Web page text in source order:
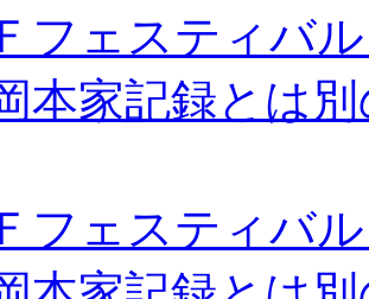
フェスティバ
本家記録とは
フェスティバ